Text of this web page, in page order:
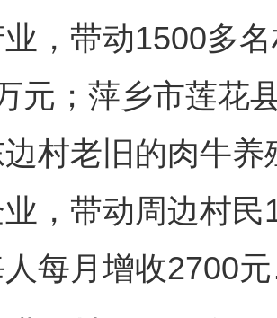
，带动1500多
元；萍乡市莲花
村老旧的肉牛
，带动周边村
人每月增收2700